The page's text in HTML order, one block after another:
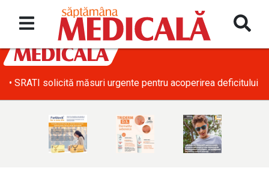
• SRATI solicită măsuri urgente pentru acoperirea deficitului